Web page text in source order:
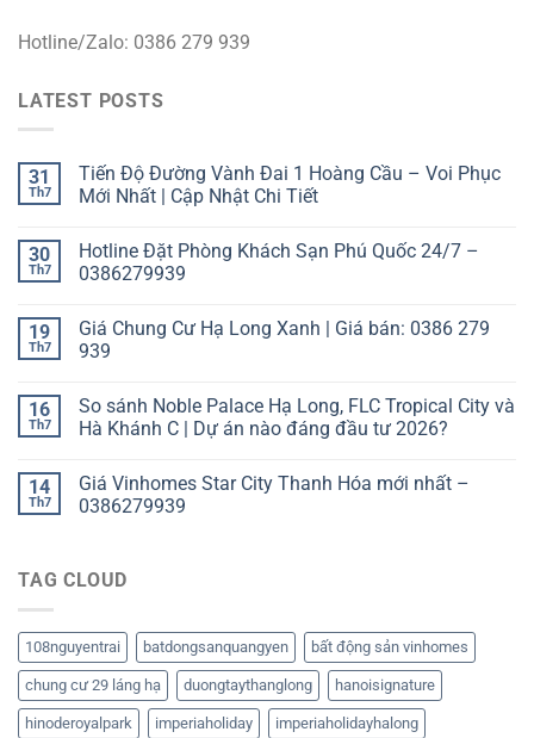
Hotline/Zalo: 0386 279 939
LATEST POSTS
31
Th7
Tiến Độ Đường Vành Đai 1 Hoàng Cầu – Voi Phục
Mới Nhất | Cập Nhật Chi Tiết
30
Th7
Hotline Đặt Phòng Khách Sạn Phú Quốc 24/7 –
0386279939
19
Th7
Giá Chung Cư Hạ Long Xanh | Giá bán: 0386 279
939
16
Th7
So sánh Noble Palace Hạ Long, FLC Tropical City và
Hà Khánh C | Dự án nào đáng đầu tư 2026?
14
Th7
Giá Vinhomes Star City Thanh Hóa mới nhất –
0386279939
TAG CLOUD
108nguyentrai batdongsanquangyen bất động sản vinhomes
chung cư 29 láng hạ duongtaythanglong hanoisignature
hinoderoyalpark imperiaholiday imperiaholidayhalong